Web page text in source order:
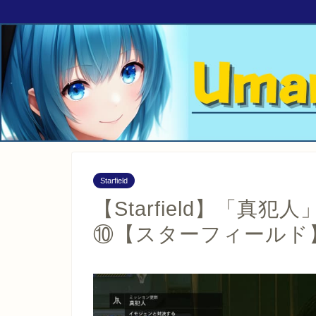
Starfield
【Starfield】「真犯
⑩【スターフィールド